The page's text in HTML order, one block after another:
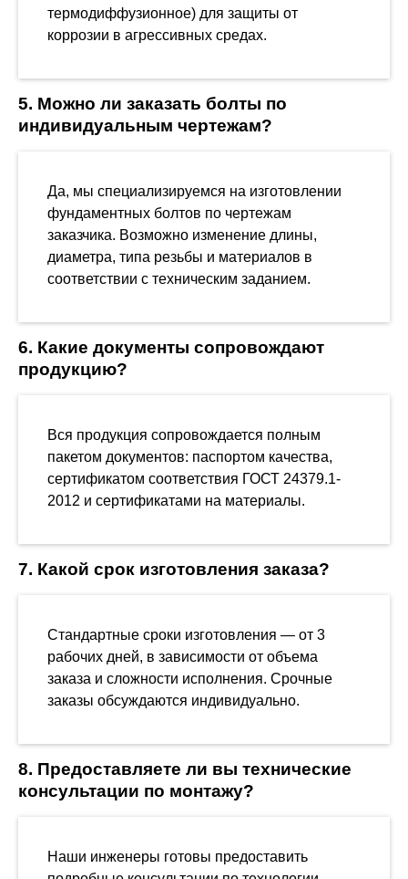
термодиффузионное) для защиты от
коррозии в агрессивных средах.
5. Можно ли заказать болты по
индивидуальным чертежам?
Да, мы специализируемся на изготовлении
фундаментных болтов по чертежам
заказчика. Возможно изменение длины,
диаметра, типа резьбы и материалов в
соответствии с техническим заданием.
6. Какие документы сопровождают
продукцию?
Вся продукция сопровождается полным
пакетом документов: паспортом качества,
сертификатом соответствия ГОСТ 24379.1-
2012 и сертификатами на материалы.
7. Какой срок изготовления заказа?
Стандартные сроки изготовления — от 3
рабочих дней, в зависимости от объема
заказа и сложности исполнения. Срочные
заказы обсуждаются индивидуально.
8. Предоставляете ли вы технические
консультации по монтажу?
Наши инженеры готовы предоставить